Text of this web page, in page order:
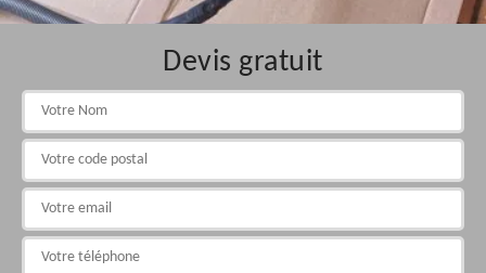
Devis gratuit